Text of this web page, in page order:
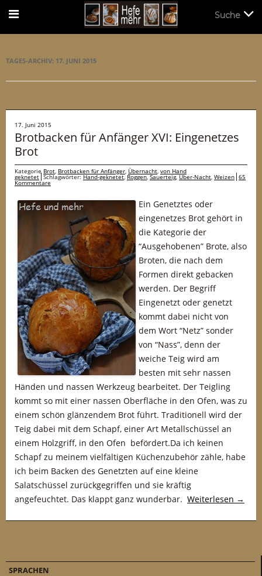
TAGES-ARCHIV: 17. JUNI 2015
17. Juni 2015
Brotbacken für Anfänger XVI: Eingenetzes
Brot
Kategorie Brot, Brotbacken für Anfänger, Übernacht, von Hand
geknetet Schlagwörter:Hand-geknetet, Roggen,Sauerteig,Über-Nacht, Weizen 65
Kommentare
Ein Genetztes oder
eingenetzes Brot gehört in
die Kategorie der
“Ausgehobenen” Brote, also
Broten, die nach dem
Formen direkt gebacken
werden. Der Begriff
Eingenetzt oder genetzt
kommt dabei nicht von
dem Wort “Netz” sonder
von “Nass”, denn der
weiche Teig wird am
besten mit sehr nassen
Händen und nassen Werkzeug bearbeitet. Der Teigling
kommt so mit einer nassen Oberfläche in den Ofen, was zu
einem schön glänzendem Brot führt. Traditionell wird der
Teig dabei mit dem Schapf, einer Art Metallschüssel an
einem Holzgriff, in den Ofen befördert.Da ich keinen
Schapf zu meinem vielfältigen Küchenzubehör zähle, habe
ich beim Backen des Genetzten auf eine kleine
Salatschüssel zurückgegriffen und sie kräftig
angefeuchtet. Das klappt ganz wunderbar. Weiterlesen →
SPRACHEN
Suche
Suche